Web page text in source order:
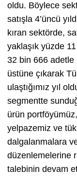
oldu. Böylece
satışla 4’üncü
kıran sektörde,
yaklaşık yüzde
32 bin 666 adetle
üstüne çıkarak
ulaştığımız yıl
segmentte
ürün
yelpazemiz ve
dalgalanmalara
düzenlemelerine
talebinin devam